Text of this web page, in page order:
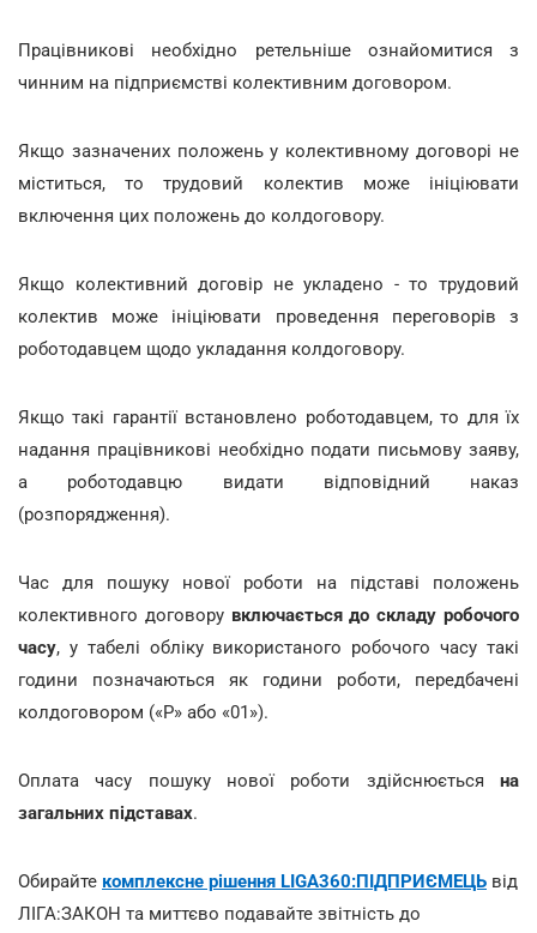
Працівникові необхідно ретельніше ознайомитися з
чинним на підприємстві колективним договором.
Якщо зазначених положень у колективному договорі не
міститься, то трудовий колектив може ініціювати
включення цих положень до колдоговору.
Якщо колективний договір не укладено - то трудовий
колектив може ініціювати проведення переговорів з
роботодавцем щодо укладання колдоговору.
Якщо такі гарантії встановлено роботодавцем, то для їх
надання працівникові необхідно подати письмову заяву,
а роботодавцю видати відповідний наказ
(розпорядження).
Час для пошуку нової роботи на підставі положень
колективного договору включається до складу робочого
часу, у табелі обліку використаного робочого часу такі
години позначаються як години роботи, передбачені
колдоговором («Р» або «01»).
Оплата часу пошуку нової роботи здійснюється на
загальних підставах.
Обирайте комплексне рішення LIGA360:ПІДПРИЄМЕЦЬ від
ЛІГА:ЗАКОН та миттєво подавайте звітність до